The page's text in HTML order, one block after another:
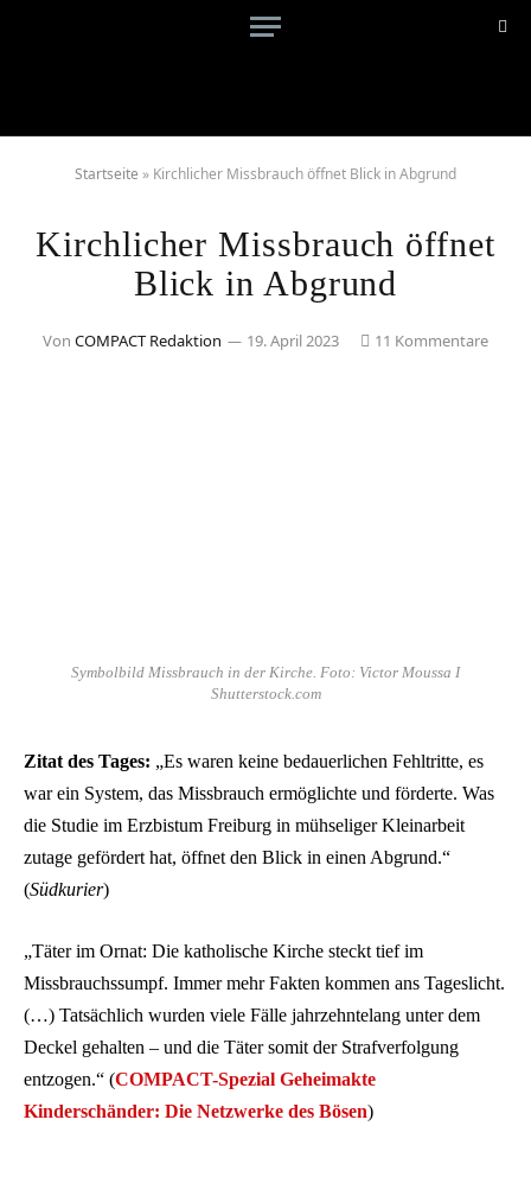
Startseite » Kirchlicher Missbrauch öffnet Blick in Abgrund
Kirchlicher Missbrauch öffnet
Blick in Abgrund
Von COMPACT Redaktion 19. April 2023 11 Kommentare
Symbolbild Missbrauch in der Kirche. Foto: Victor Moussa I
Shutterstock.com
Zitat des Tages: „Es waren keine bedauerlichen Fehltritte, es
war ein System, das Missbrauch ermöglichte und förderte. Was
die Studie im Erzbistum Freiburg in mühseliger Kleinarbeit
zutage gefördert hat, öffnet den Blick in einen Abgrund.“
(Südkurier)
„Täter im Ornat: Die katholische Kirche steckt tief im
Missbrauchssumpf. Immer mehr Fakten kommen ans Tageslicht.
(…) Tatsächlich wurden viele Fälle jahrzehntelang unter dem
Deckel gehalten – und die Täter somit der Strafverfolgung
entzogen.“ (COMPACT-Spezial Geheimakte
Kinderschänder: Die Netzwerke des Bösen)